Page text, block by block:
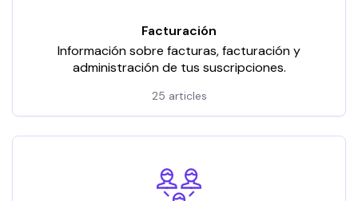
Facturación
Información sobre facturas, facturación y
administración de tus suscripciones.
25 articles